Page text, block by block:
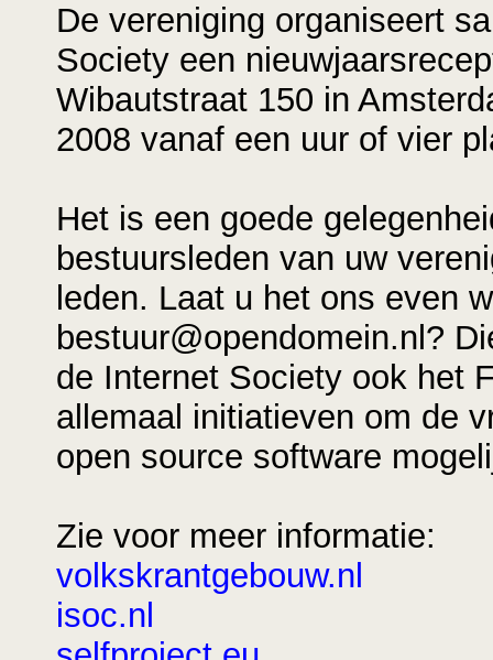
De vereniging organiseert
Society een
Wibautstraat 150 in
2008 vanaf een uur of vier
Het is een goede
bestuursleden van uw
leden. Laat u het ons even
bestuur@opendomein.nl?
de Internet Society ook het
allemaal initiatieven om de
open source software
Zie voor meer informatie:
volkskrantgebouw.nl
isoc.nl